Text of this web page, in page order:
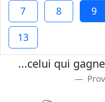
7
8 9
13
...celui qui